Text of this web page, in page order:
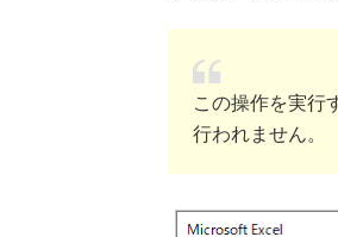
この操作を実行
行われません。